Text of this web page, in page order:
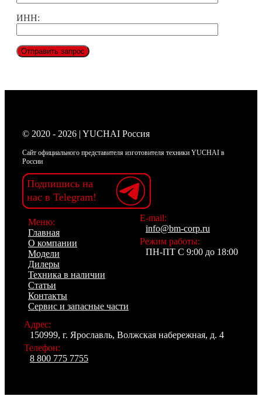
ИНН:
© 2020 - 2026 | YUCHAI Россия
Сайт официального представителя изготовителя техники YUCHAI в
России
Подпишись на
нас в Telegram!
Меню:
Главная
О компании
Модели
Дилеры
Техника в наличии
Статьи
Контакты
Сервис и запасные части
E-mail:
info@bm-corp.ru
Режим работы:
ПН-ПТ С 9:00 до 18:00
Адрес:
150999, г. Ярославль, Волжская набережная, д. 4
Телефон:
8 800 775 7755